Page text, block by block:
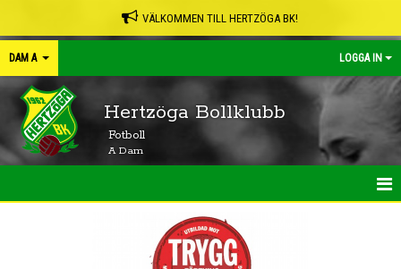
VÄLKOMMEN TILL HERTZÖGA BK!
DAM A LOGGA IN
Hertzöga Bollklubb
Fotboll
A Dam